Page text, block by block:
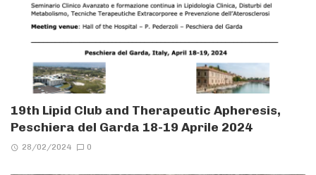
19th Lipid Club and Therapeutic Apheresis,
Peschiera del Garda 18-19 Aprile 2024
28/02/2024 0